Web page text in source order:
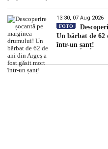
13:30, 07 Aug 2026
FOTO
Un bărbat de 62
într-un șanț!